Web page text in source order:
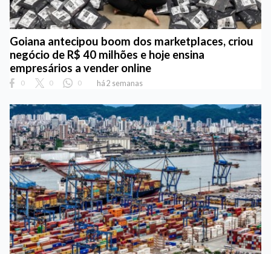
Goiana antecipou boom dos marketplaces, criou
negócio de R$ 40 milhões e hoje ensina
empresários a vender online
0 0 0 há 2 semanas